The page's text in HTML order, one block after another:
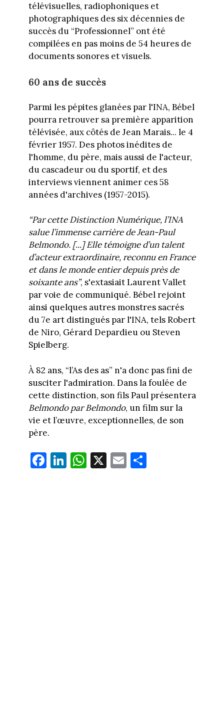
télévisuelles, radiophoniques et
photographiques des six décennies de
succès du “Professionnel” ont été
compilées en pas moins de 54 heures de
documents sonores et visuels.
60 ans de succès
Parmi les pépites glanées par l'INA, Bébel
pourra retrouver sa première apparition
télévisée, aux côtés de Jean Marais... le 4
février 1957. Des photos inédites de
l'homme, du père, mais aussi de l'acteur,
du cascadeur ou du sportif, et des
interviews viennent animer ces 58
années d'archives (1957-2015).
“Par cette Distinction Numérique, l’INA
salue l’immense carrière de Jean-Paul
Belmondo. [...] Elle témoigne d’un talent
d’acteur extraordinaire, reconnu en France
et dans le monde entier depuis près de
soixante ans”, s'extasiait Laurent Vallet
par voie de communiqué. Bébel rejoint
ainsi quelques autres monstres sacrés
du 7e art distingués par l'INA, tels Robert
de Niro, Gérard Depardieu ou Steven
Spielberg.
À 82 ans, “l’As des as” n'a donc pas fini de
susciter l'admiration. Dans la foulée de
cette distinction, son fils Paul présentera
Belmondo par Belmondo, un film sur la
vie et l’œuvre, exceptionnelles, de son
père.
Fa
ce
Li
nk
W
ha
X E
m
Pa